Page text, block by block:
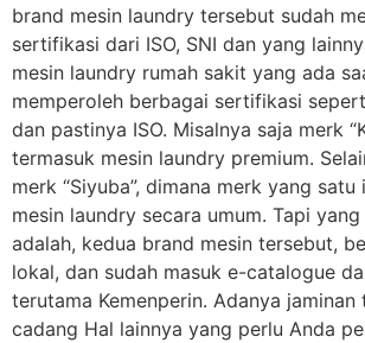
brand mesin laundry tersebut sudah
sertifikasi dari ISO, SNI dan yang
mesin laundry rumah sakit yang ada
memperoleh berbagai sertifikasi
dan pastinya ISO. Misalnya saja merk
termasuk mesin laundry premium.
merk “Siyuba”, dimana merk yang
mesin laundry secara umum. Tapi
adalah, kedua brand mesin tersebut,
lokal, dan sudah masuk e-catalogue
terutama Kemenperin. Adanya jaminan
cadang Hal lainnya yang perlu Anda